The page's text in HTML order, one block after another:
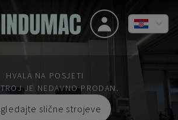
HVALA NA POSJETI
JE NEDAVNO PRODAN.
slične strojeve